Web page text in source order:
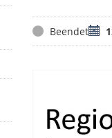
StatusBeendet